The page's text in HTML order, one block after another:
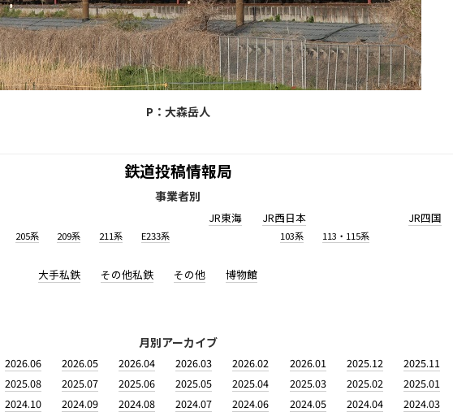
P：大森岳人
鉄道投稿情報局
事業者別
205系 209系 211系 E233系
JR東海 JR西日本
103系 113・115系
JR四国
大手私鉄 その他私鉄 その他 博物館
月別アーカイブ
2026.06 2026.05 2026.04 2026.03 2026.02 2026.01 2025.12
2025.11
2025.08 2025.07 2025.06 2025.05 2025.04 2025.03 2025.02
2025.01
2024.10 2024.09 2024.08 2024.07 2024.06 2024.05 2024.04
2024.03